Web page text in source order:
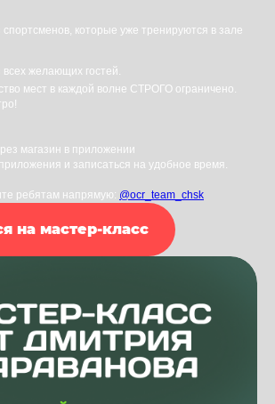
которые уже тренируются в зале
желающих гостей.
мест в каждой волне СТРОГО ограничено.
магазин в приложении
и записаться на удобное время.
ребятам напрямую: @ocr_team_chsk
на мастер-класс